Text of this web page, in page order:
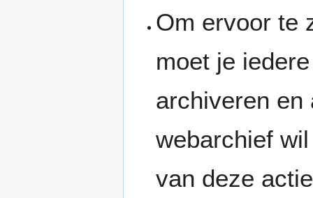
Om ervoor te
moet je
archiveren en
webarchief
van deze